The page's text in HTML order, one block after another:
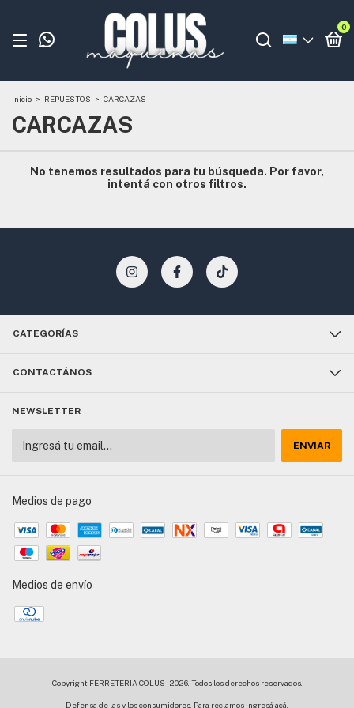
0
Inicio > REPUESTOS > CARCAZAS
CARCAZAS
No tenemos resultados para tu búsqueda. Por favor,
intentá con otros filtros.
CATEGORÍAS
CONTACTÁNOS
NEWSLETTER
Medios de pago
Medios de envío
Copyright FERRETERIA COLUS - 2026. Todos los derechos reservados.
Defensa de las y los consumidores. Para reclamos ingresá acá.